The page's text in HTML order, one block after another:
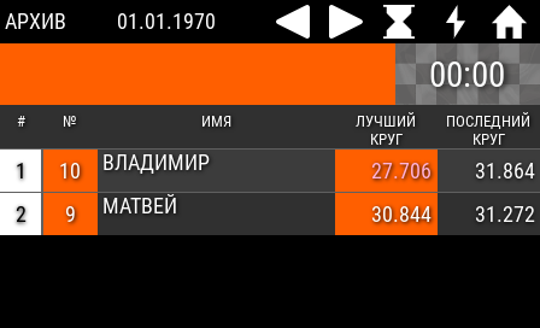
АРХИВ 01.01.1970
00:00
# № ИМЯ
ЛУЧШИЙ
КРУГ
ПОСЛЕДНИЙ
КРУГ
1 10 ВЛАДИМИР 27.706
31.864
2
9 МАТВЕЙ 30.844 31.272